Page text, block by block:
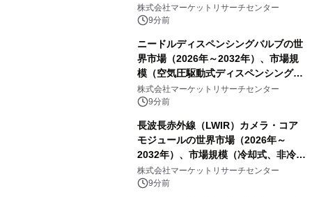
以下）、中精度プロファイラー（精度
10～50ミクロン）、標準精度プロファ
析レポートを発表
株式会社マーケットリサーチセンター
9分前
ニードルディスペンシングバルブの世
界市場（2026年～2032年）、市場規
模（空気圧駆動式ディスペンシングバ
ルブ、ピエゾ駆動式ディスペンシング
バルブ）・分析レポートを発表
株式会社マーケットリサーチセンター
9分前
長波長赤外線（LWIR）カメラ・コア
モジュールの世界市場（2026年～
2032年）、市場規模（冷却式、非冷却
式）・分析レポートを発表
株式会社マーケットリサーチセンター
9分前